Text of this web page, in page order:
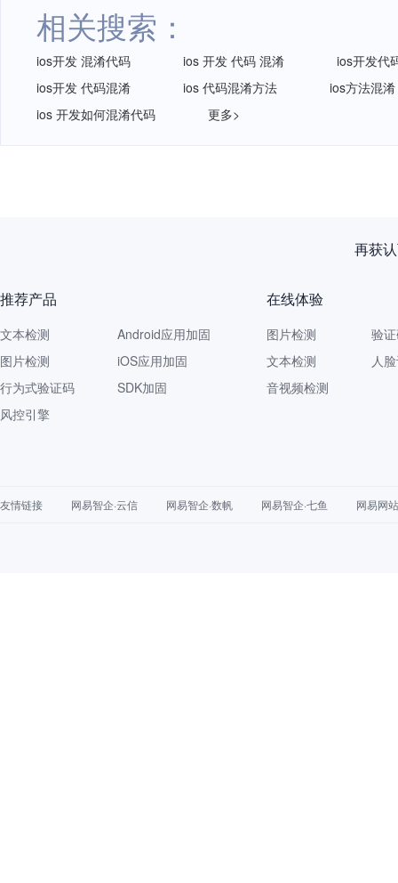
相关搜索：
ios开发 混淆代码 ios 开发 代码 混淆
ios开发代
ios开发 代码混淆
ios 代码混淆方法
ios方法混淆
ios 开发如何混淆代码
更多>
再获
推荐产品
文本检测
图片检测
行为式验证码
风控引擎
Android应用加固
iOS应用加固
SDK加固
在线体验
图片检测
文本检测
音视频检测
验
人
友情链接 网易智企·云信 网易智企·数帆 网易智企·七鱼 网易网